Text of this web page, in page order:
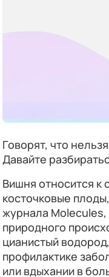
Говорят, что
Давайте
Вишня относится к
косточковые
журнала
природного
цианистый
профилактике
или вдыхании в